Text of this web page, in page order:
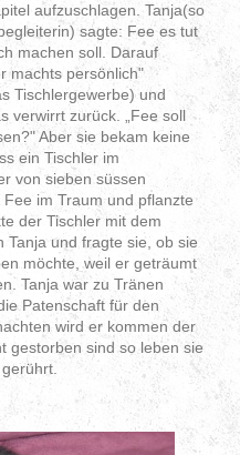
aufzuschlagen. Tanja(so
sagte: Fee es tut
machen soll. Darauf
machts persönlich"
Tischlergewerbe) und
verwirrt zurück. „Fee soll
Aber sie bekam keine
ein Tischler im
von sieben süssen
im Traum und pflanzte
der Tischler mit dem
Tanja und fragte sie, ob sie
möchte, weil er geträumt
Tanja war zu Tränen
Patenschaft für den
wird er kommen der
gestorben sind so leben sie